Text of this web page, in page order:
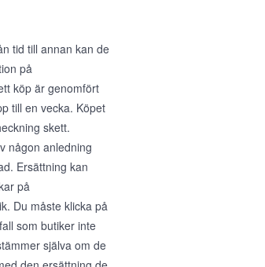
tid till annan kan de
på
köp är genomfört
till en vecka. Köpet
skett.
någon anledning
Ersättning kan
på
Du måste klicka på
som butiker inte
själva om de